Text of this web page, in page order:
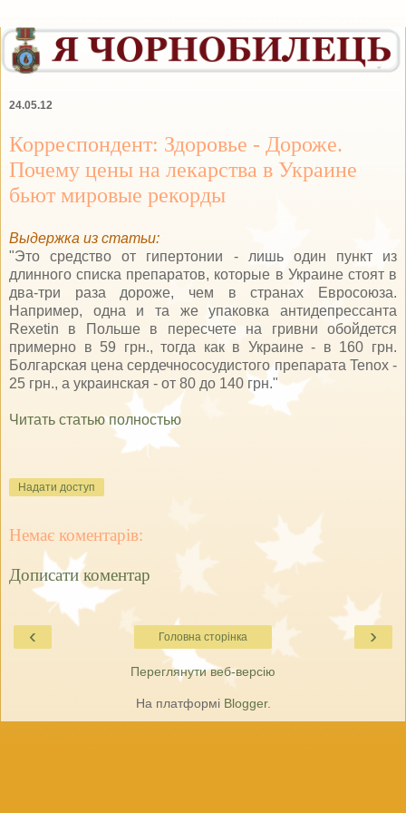
24.05.12
Корреспондент: Здоровье - Дороже.
Почему цены на лекарства в Украине
бьют мировые рекорды
Выдержка из статьи:
"Это средство от гипертонии - лишь один пункт из
длинного списка препаратов, которые в Украине стоят в
два-три раза дороже, чем в странах Евросоюза.
Например, одна и та же упаковка антидепрессанта
Rexetin в Польше в пересчете на гривни обойдется
примерно в 59 грн., тогда как в Украине - в 160 грн.
Болгарская цена сердечнососудистого препарата Tenox -
25 грн., а украинская - от 80 до 140 грн."
Читать статью полностью
Надати доступ
Немає коментарів:
Дописати коментар
‹ ›
Головна сторінка
Переглянути веб-версію
На платформі Blogger.